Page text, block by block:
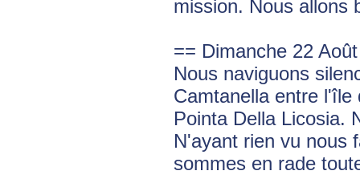
mission. Nous allons
== Dimanche 22
Nous naviguons
Camtanella entre
Pointa Della Licosia.
N'ayant rien vu nous
sommes en rade